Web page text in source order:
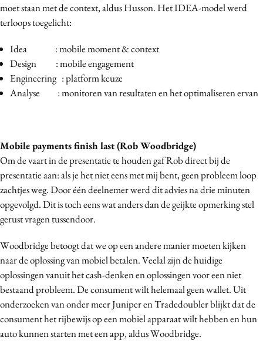
moet staan met de context, aldus Husson. Het IDEA-model werd
terloops toegelicht:
Idea : mobile moment & context
Design : mobile engagement
Engineering : platform keuze
Analyse : monitoren van resultaten en het optimaliseren ervan
Mobile payments finish last (Rob Woodbridge)
Om de vaart in de presentatie te houden gaf Rob direct bij de
presentatie aan: als je het niet eens met mij bent, geen probleem loop
zachtjes weg. Door één deelnemer werd dit advies na drie minuten
opgevolgd. Dit is toch eens wat anders dan de geijkte opmerking stel
gerust vragen tussendoor.
Woodbridge betoogt dat we op een andere manier moeten kijken
naar de oplossing van mobiel betalen. Veelal zijn de huidige
oplossingen vanuit het cash-denken en oplossingen voor een niet
bestaand probleem. De consument wilt helemaal geen wallet. Uit
onderzoeken van onder meer Juniper en Tradedoubler blijkt dat de
consument het rijbewijs op een mobiel apparaat wilt hebben en hun
auto kunnen starten met een app, aldus Woodbridge.